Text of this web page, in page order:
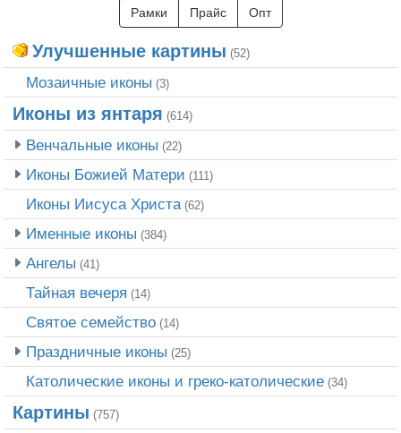
Рамки Прайс Опт
Улучшенные картины (52)
Мозаичные иконы (3)
Иконы из янтаря (614)
Венчальные иконы (22)
Иконы Божией Матери (111)
Иконы Иисуса Христа (62)
Именные иконы (384)
Ангелы (41)
Тайная вечеря (14)
Святое семейство (14)
Праздничные иконы (25)
Католические иконы и греко-католические (34)
Картины (757)